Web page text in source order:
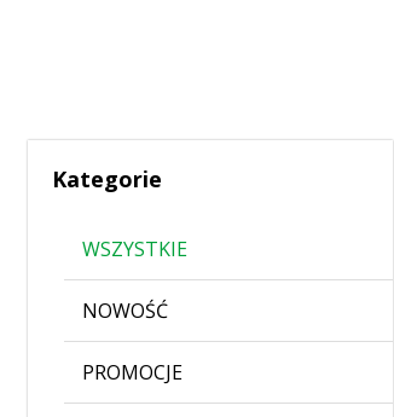
Kategorie
WSZYSTKIE
NOWOŚĆ
PROMOCJE